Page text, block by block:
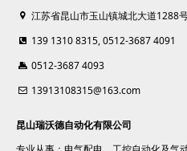
江苏省昆山市玉山镇城北大道1288
139 1310 8315, 0512-3687 4091
0512-3687 4093
13913108315@163.com
昆山瑞沃德自动化有限公司